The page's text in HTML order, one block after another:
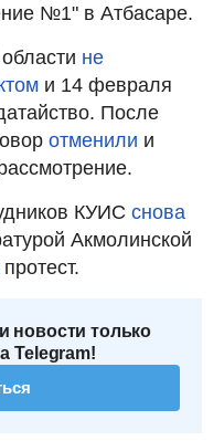
№1" в Атбасаре.
не
и 14 февраля
После
отменили и
КУИС снова
Акмолинской
протест.
новости только
Telegram!